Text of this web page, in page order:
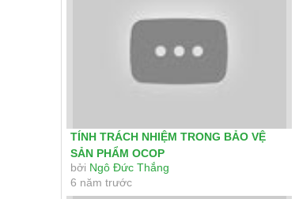
TÍNH TRÁCH NHIỆM TRONG BẢO VỆ
SẢN PHẨM OCOP
bởi Ngô Đức Thắng
6 năm trước